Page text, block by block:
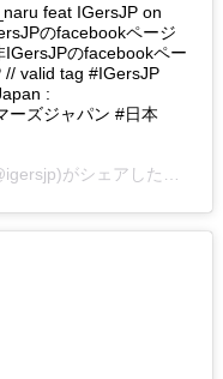
feat IGersJP on
のfacebookページ
のfacebookペー
// valid tag #IGersJP
:
ーズジャパン #日本
がシェアした投稿 –